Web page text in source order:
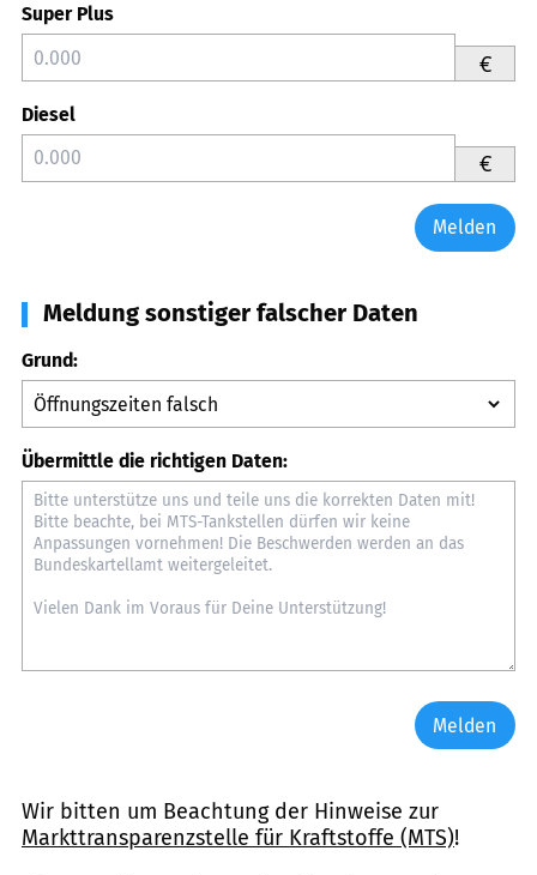
Super Plus
€
Diesel
€
Melden
Meldung sonstiger falscher Daten
Grund:
Übermittle die richtigen Daten:
Melden
Wir bitten um Beachtung der Hinweise zur
Markttransparenzstelle für Kraftstoffe (MTS)!